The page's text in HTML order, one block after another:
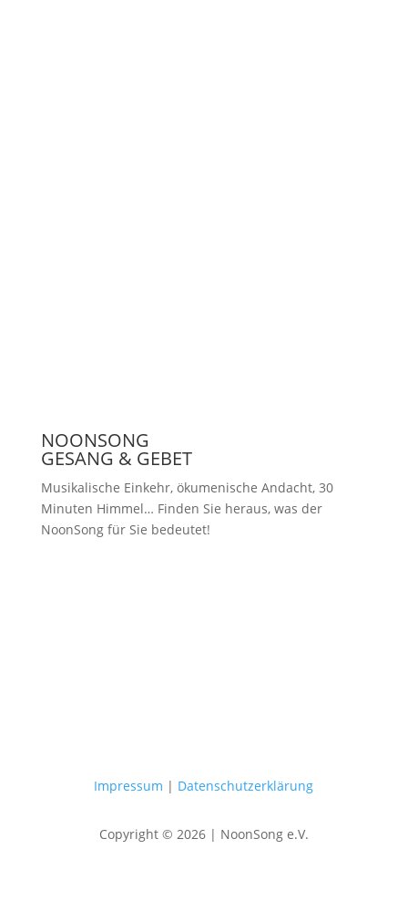
NOONSONG
GESANG & GEBET
Musikalische Einkehr, ökumenische Andacht, 30
Minuten Himmel… Finden Sie heraus, was der
NoonSong für Sie bedeutet!
Impressum | Datenschutzerklärung
Copyright © 2026 | NoonSong e.V.